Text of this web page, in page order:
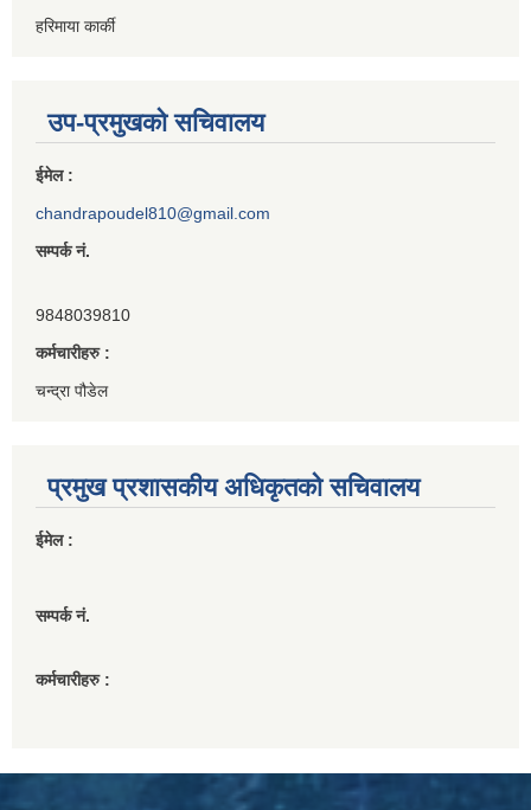
हरिमाया कार्की
उप-प्रमुखको सचिवालय
ईमेल :
chandrapoudel810@gmail.com
सम्पर्क नं.
9848039810
कर्मचारीहरु :
चन्द्रा पौडेल
प्रमुख प्रशासकीय अधिकृतको सचिवालय
ईमेल :
सम्पर्क नं.
कर्मचारीहरु :